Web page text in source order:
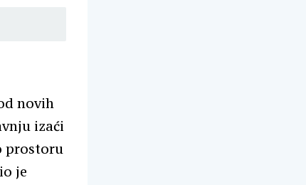
novih
izaći
prostoru
je